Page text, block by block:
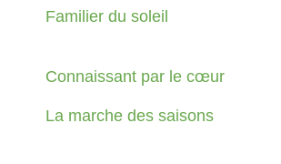
Familier du soleil
Connaissant par le cœur
La marche des saisons